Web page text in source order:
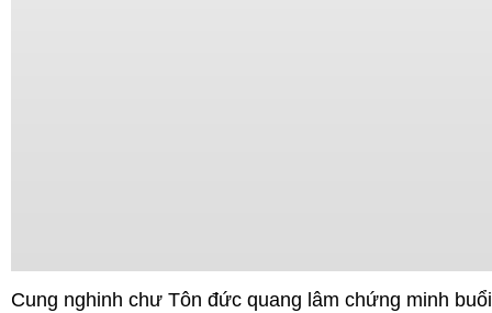
Cung nghinh chư Tôn đức quang lâm chứng minh